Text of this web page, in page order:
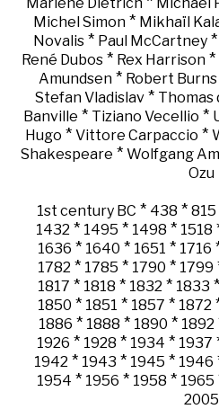
Michel Simon * Mikhaïl
Novalis* Paul McCartney*
René Dubos* Rex Harrison*
Amundsen* Robert Burns
Stefan Vladislav * Thomas
Banville * Tiziano Vecellio *
Hugo * Vittore Carpaccio *
Shakespeare * Wolfgang
Ozu
1st century BC * 438 * 815
1432 * 1495 * 1498 * 1518
1636 * 1640 * 1651 * 1716
1782 * 1785 * 1790 * 1799
1817 * 1818 * 1832 * 1833 *
1850 * 1851 * 1857 * 1872
1886 * 1888 * 1890 * 1892
1926 * 1928 * 1934 * 1937
1942 * 1943 * 1945 * 1946
1954 * 1956 * 1958 * 1965
2005